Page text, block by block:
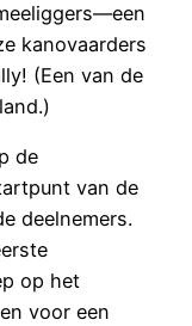
kanovaarders
(Een van de
de
van de
deelnemers.
op het
voor een